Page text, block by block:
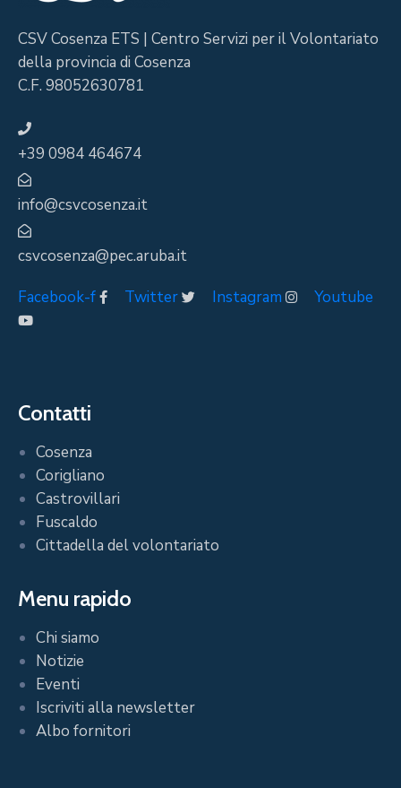
CSV Cosenza ETS | Centro Servizi per il Volontariato
della provincia di Cosenza
C.F. 98052630781
+39 0984 464674
info@csvcosenza.it
csvcosenza@pec.aruba.it
Facebook-f
Twitter Instagram Youtube
Contatti
Cosenza
Corigliano
Castrovillari
Fuscaldo
Cittadella del volontariato
Menu rapido
Chi siamo
Notizie
Eventi
Iscriviti alla newsletter
Albo fornitori